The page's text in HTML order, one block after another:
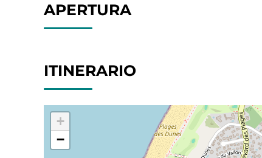
APERTURA
ITINERARIO
+
−